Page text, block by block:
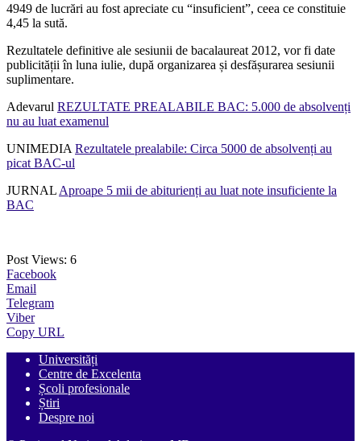
4949 de lucrări au fost apreciate cu “insuficient”, ceea ce constituie
4,45 la sută.
Rezultatele definitive ale sesiunii de bacalaureat 2012, vor fi date
publicității în luna iulie, după organizarea și desfășurarea sesiunii
suplimentare.
Adevarul REZULTATE PREALABILE BAC: 5.000 de absolvenți
nu au luat examenul
UNIMEDIA Rezultatele prealabile: Circa 5000 de absolvenți au
picat BAC-ul
JURNAL Aproape 5 mii de abiturienți au luat note insuficiente la
BAC
Post Views: 6
Facebook
Email
Telegram
Viber
Copy URL
Universități
Centre de Excelenta
Școli profesionale
Știri
Despre noi